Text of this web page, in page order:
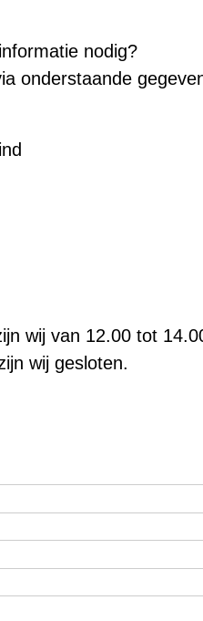
nodig?
onderstaande
wij van 12.00 tot
wij gesloten.